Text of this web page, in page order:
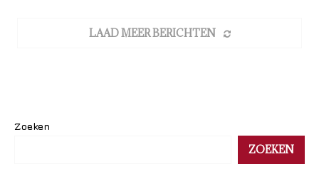
LAAD MEER BERICHTEN
Zoeken
ZOEKEN